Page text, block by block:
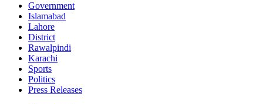
Government
Islamabad
Lahore
District
Rawalpindi
Karachi
Sports
Politics
Press Releases